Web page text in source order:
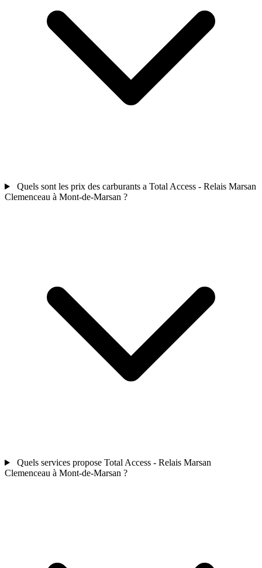
Quels sont les prix des carburants a Total Access - Relais Marsan
Clemenceau à Mont-de-Marsan ?
Quels services propose Total Access - Relais Marsan
Clemenceau à Mont-de-Marsan ?